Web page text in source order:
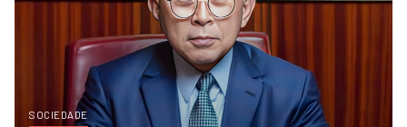
SOCIEDADE